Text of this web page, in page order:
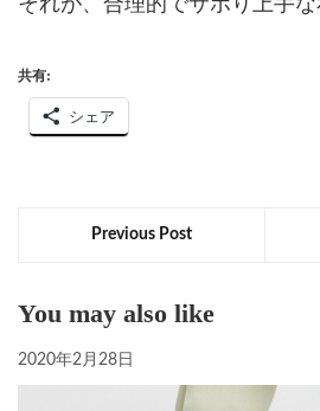
それが、合理的でサボり上手な
共有:
シェア
Previous Post
You may also like
2020年2月28日